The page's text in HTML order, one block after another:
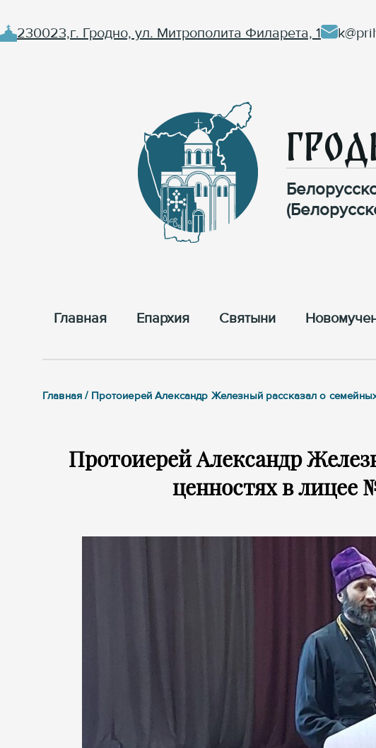
230023,г. Гродно, ул. Митрополита Филарета, 1
Главная Епархия Cвятыни
Главная / Протоиерей Александр Железный рассказал о
Протоиерей Александр
ценностях в лицее